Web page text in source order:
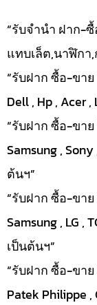
“รับจำนำ ฝาก-
แทบเล็ต,นาฬิกา
“รับฝาก ซื้อ-ขา
Dell , Hp , Acer
“รับฝาก ซื้อ-ขา
Samsung , Sony
ต้นฯ”
“รับฝาก ซื้อ-ขา
Samsung , LG ,
เป็นต้นฯ”
“รับฝาก ซื้อ-ขา
Patek Philippe ,